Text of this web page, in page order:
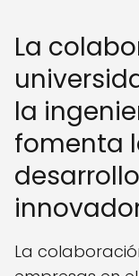
La
la
fomenta
La